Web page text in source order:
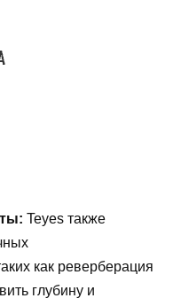
Teyes также
как реверберация
глубину и